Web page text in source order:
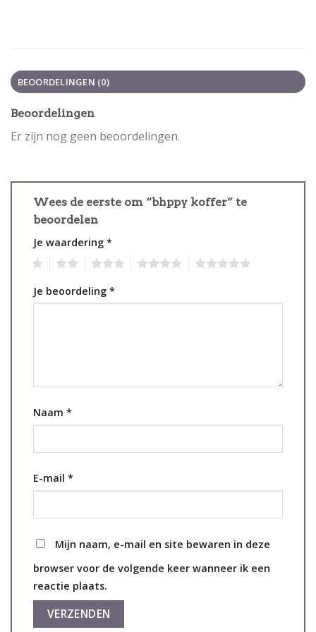
BEOORDELINGEN (0)
Beoordelingen
Er zijn nog geen beoordelingen.
Wees de eerste om “bhppy koffer” te
beoordelen
Je waardering *
Je beoordeling *
Naam *
E-mail *
Mijn naam, e-mail en site bewaren in deze
browser voor de volgende keer wanneer ik een
reactie plaats.